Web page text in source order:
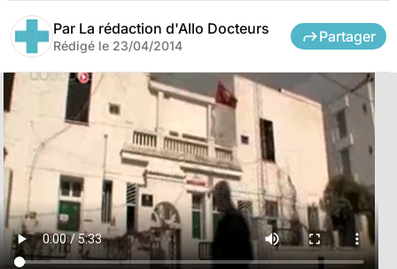
Par La rédaction d'Allo Docteurs
Rédigé le 23/04/2014
Partager